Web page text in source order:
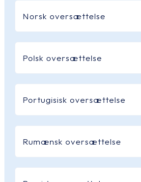
Norsk oversættelse
Polsk oversættelse
Portugisisk oversættelse
Rumænsk oversættelse